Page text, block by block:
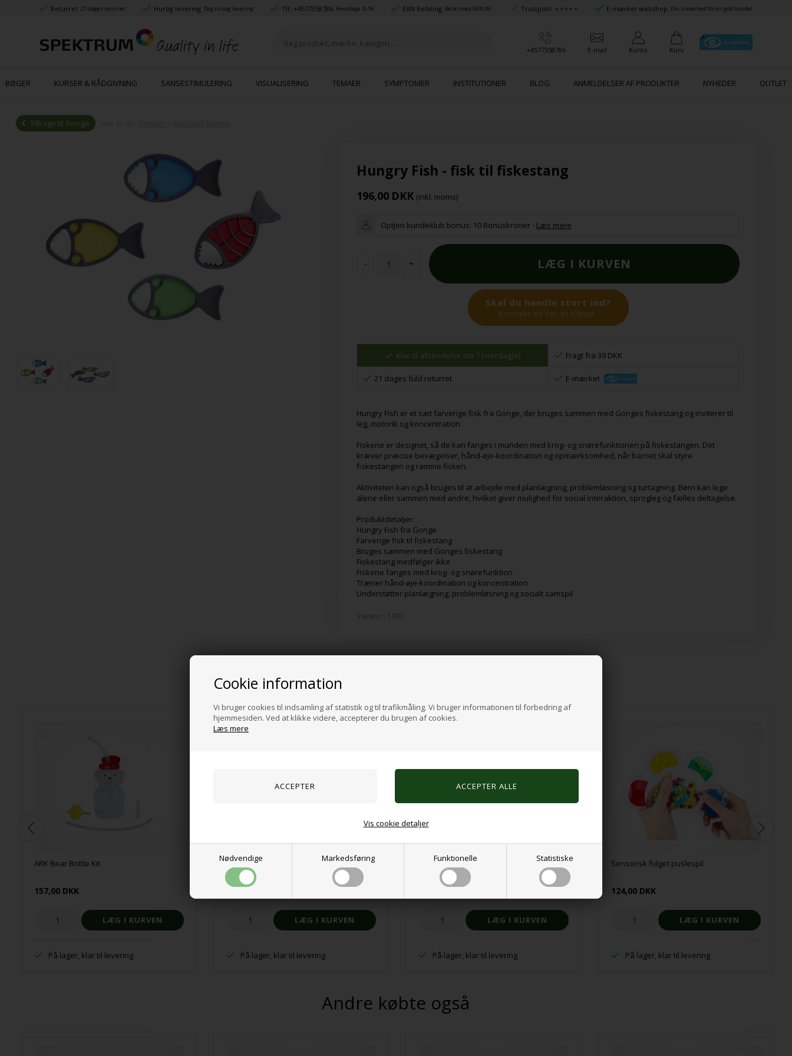
Cookie information
Vi bruger cookies til indsamling af statistik og til trafikmåling. Vi bruger informationen til forbedring af
hjemmesiden. Ved at klikke videre, accepterer du brugen af cookies.
Læs mere
Nødvendige Markedsføring Funktionelle Statistiske
Vis cookie detaljer
Returret 21 dages returret Hurtig levering Dag til dag levering Tlf.:+4577358786 Hverdage: 8-16 EAN Betaling Betal med EAN-Nr. Trustpilot ★★★★★ E-mærket webshop Din sikkerhed for en god handel
+4577358786 E-mail Konto Kurv
BØGER KURSER & RÅDGIVNING SANSESTIMULERING VISUALISERING TEMAER SYMPTOMER INSTITUTIONER BLOG ANMELDELSER AF PRODUKTER NYHEDER OUTLET
Tilbage til forrige
Hungry Fish - fisk til fiskestang
196,00 DKK (inkl. moms)
Optjen kundeklub bonus: 10 Bonuskroner - Læs mere
- +
Skal du handle stort ind?
Kontakt os for et tilbud.
Klar til afsendelse om 7 hverdag(e) Fragt fra 39 DKK
21 dages fuld returret E-mærket
Hungry Fish er et sæt farverige fisk fra Gonge, der bruges sammen med Gonges fiskestang og inviterer til
leg, motorik og koncentration.
Fiskene er designet, så de kan fanges i munden med krog- og snørefunktionen på fiskestangen. Det
kræver præcise bevægelser, hånd-øje-koordination og opmærksomhed, når barnet skal styre
fiskestangen og ramme fisken.
Aktiviteten kan også bruges til at arbejde med planlægning, problemløsning og turtagning. Børn kan lege
alene eller sammen med andre, hvilket giver mulighed for social interaktion, sprogleg og fælles deltagelse.
Produktdetaljer:
Hungry Fish fra Gonge
Farverige fisk til fiskestang
Bruges sammen med Gonges fiskestang
Fiskestang medfølger ikke
Fiskene fanges med krog- og snørefunktion
Træner hånd-øje-koordination og koncentration
Understøtter planlægning, problemløsning og socialt samspil
Varenr.: 1183
Alternative produkter
ARK Bear Bottle Kit
157,00 DKK
På lager, klar til levering
Sensoriske perler, farverige
63,00 DKK
På lager, klar til levering
Stressbold smiley
10,00 DKK
På lager, klar til levering
Sensorisk fidget puslespil
124,00 DKK
På lager, klar til levering
Andre købte også